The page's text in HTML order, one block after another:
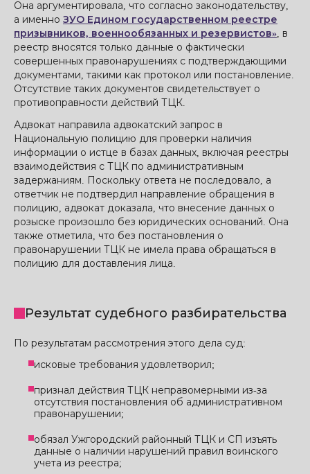
Она аргументировала, что согласно законодательству,
а именно ЗУО Едином государственном реестре
призывников, военнообязанных и резервистов», в
реестр вносятся только данные о фактически
совершенных правонарушениях с подтверждающими
документами, такими как протокол или постановление.
Отсутствие таких документов свидетельствует о
противоправности действий ТЦК.
Адвокат направила адвокатский запрос в
Национальную полицию для проверки наличия
информации о истце в базах данных, включая реестры
взаимодействия с ТЦК по административным
задержаниям. Поскольку ответа не последовало, а
ответчик не подтвердил направление обращения в
полицию, адвокат доказала, что внесение данных о
розыске произошло без юридических оснований. Она
также отметила, что без постановления о
правонарушении ТЦК не имела права обращаться в
полицию для доставления лица.
Результат судебного разбирательства
По результатам рассмотрения этого дела суд:
исковые требования удовлетворил;
признал действия ТЦК неправомерными из-за
отсутствия постановления об административном
правонарушении;
обязал Ужгородский районный ТЦК и СП изъять
данные о наличии нарушений правил воинского
учета из реестра;